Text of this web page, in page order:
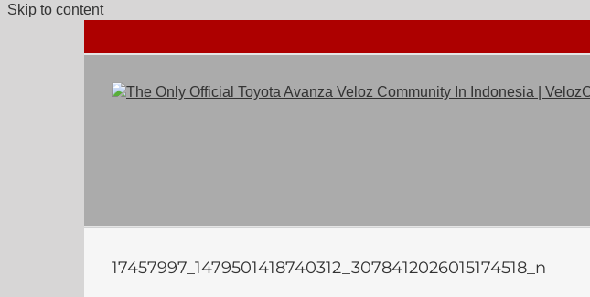
Skip to content
17457997_1479501418740312_3078412026015174518_n